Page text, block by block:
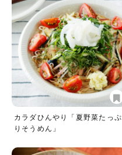
カラダひんやり「夏野菜たっぷ
りそうめん」